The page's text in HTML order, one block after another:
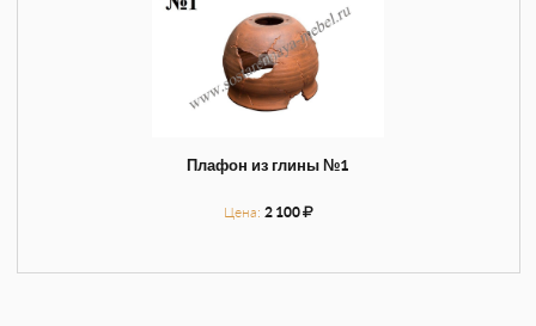
Плафон из глины №1
Цена: 2 100